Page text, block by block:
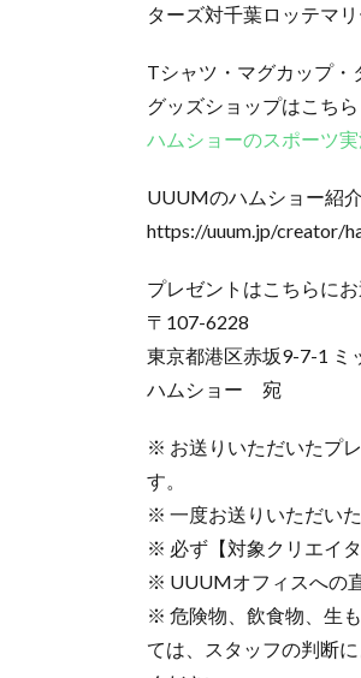
ターズ対千葉ロッテマ
Tシャツ・マグカップ
グッズショップはこちら
ハムショーのスポーツ
UUUMのハムショー紹
https://uuum.jp/creator/
プレゼントはこちらにお
〒107-6228
東京都港区赤坂9-7-1 ミ
ハムショー 宛
※ お送りいただいたプ
す。
※ 一度お送りいただい
※ 必ず【対象クリエイ
※ UUUMオフィスへの
※ 危険物、飲食物、生
ては、スタッフの判断